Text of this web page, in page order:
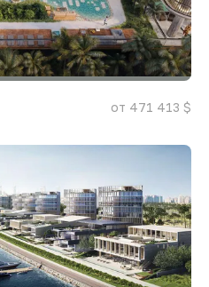
от 471 413 $